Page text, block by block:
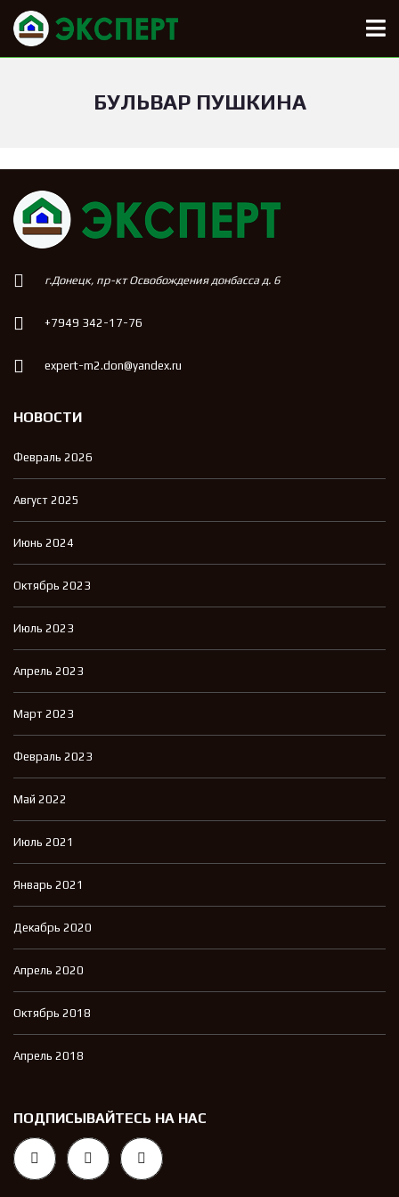
БУЛЬВАР ПУШКИНА
г.Донецк, пр-кт Освобождения донбасса д. 6
+7949 342-17-76
expert-m2.don@yandex.ru
НОВОСТИ
Февраль 2026
Август 2025
Июнь 2024
Октябрь 2023
Июль 2023
Апрель 2023
Март 2023
Февраль 2023
Май 2022
Июль 2021
Январь 2021
Декабрь 2020
Апрель 2020
Октябрь 2018
Апрель 2018
ПОДПИСЫВАЙТЕСЬ НА НАС